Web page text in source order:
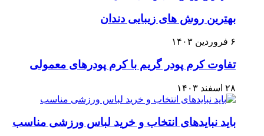
بهترین روش های زیبایی دندان
۶ فروردین ۱۴۰۳
تفاوت کرم پودر گریم با کرم پودرهای معمولی
۲۸ اسفند ۱۴۰۳
باید نبایدهای انتخاب و خرید لباس ورزشی مناسب